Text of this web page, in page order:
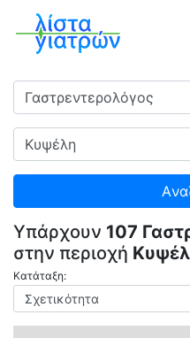
Ειδικότητα
Πού
Υπάρχουν 107
στην περιοχή
Κατάταξη: